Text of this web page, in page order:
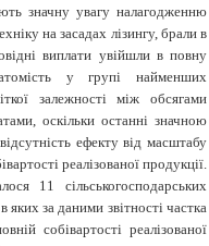
значну увагу налагодженню
на засадах лізингу, брали в
виплати увійшли в повну
у групі найменших
залежності між обсягами
оскільки останні значною
ефекту від масштабу
реалізованої продукції.
11 сільськогосподарських
яких за даними звітності частка
собівартості реалізованої